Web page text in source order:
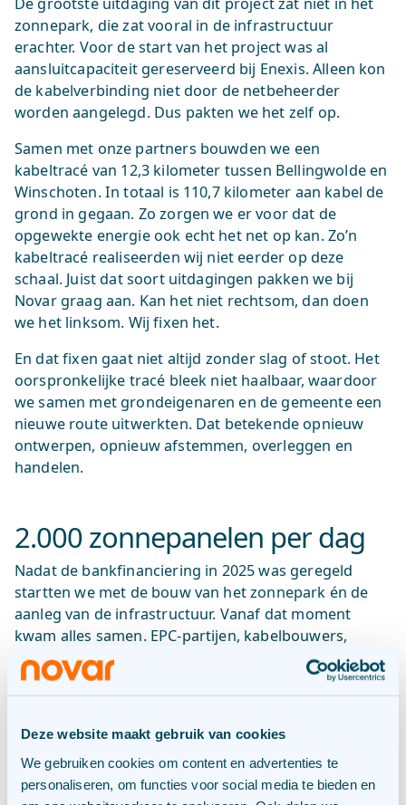
Deze website maakt gebruik van cookies
We gebruiken cookies om content en advertenties te
personaliseren, om functies voor social media te bieden en
zonnepark, die zat vooral in de infrastructuur
erachter. Voor de start van het project was al
aansluitcapaciteit gereserveerd bij Enexis. Alleen kon
de kabelverbinding niet door de netbeheerder
worden aangelegd. Dus pakten we het zelf op.
Samen met onze partners bouwden we een
kabeltracé van 12,3 kilometer tussen Bellingwolde en
Winschoten. In totaal is 110,7 kilometer aan kabel de
grond in gegaan. Zo zorgen we er voor dat de
opgewekte energie ook echt het net op kan. Zo’n
kabeltracé realiseerden wij niet eerder op deze
schaal. Juist dat soort uitdagingen pakken we bij
Novar graag aan. Kan het niet rechtsom, dan doen
we het linksom. Wij fixen het.
En dat fixen gaat niet altijd zonder slag of stoot. Het
oorspronkelijke tracé bleek niet haalbaar, waardoor
we samen met grondeigenaren en de gemeente een
nieuwe route uitwerkten. Dat betekende opnieuw
ontwerpen, opnieuw afstemmen, overleggen en
handelen.
2.000 zonnepanelen per dag
Nadat de bankfinanciering in 2025 was geregeld
startten we met de bouw van het zonnepark én de
aanleg van de infrastructuur. Vanaf dat moment
kwam alles samen. EPC-partijen, kabelbouwers,
netbeheerders en aannemers werkten tegelijkertijd
op dezelfde locatie. De planning zat strak op elkaar.
Toch bleef het project tempo houden.
Op piekmomenten plaatsten we dagelijks bijna 2.000
zonnepanelen. Eind 2025 lagen de laatste panelen op
hun plek én leverde het zonnepark voor het eerst